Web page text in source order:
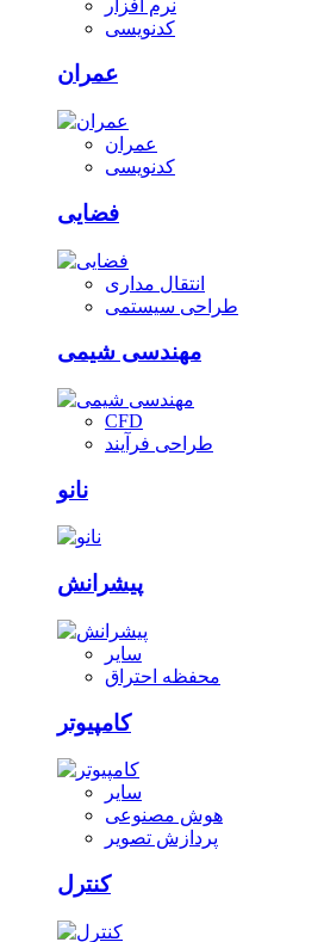
نرم افزار
کدنویسی
عمران
عمران
کدنویسی
فضایی
انتقال مداری
طراحی سیستمی
مهندسی شیمی
CFD
طراحی فرآیند
نانو
پیشرانش
سایر
محفظه احتراق
کامپیوتر
سایر
هوش مصنوعی
پردازش تصویر
کنترل